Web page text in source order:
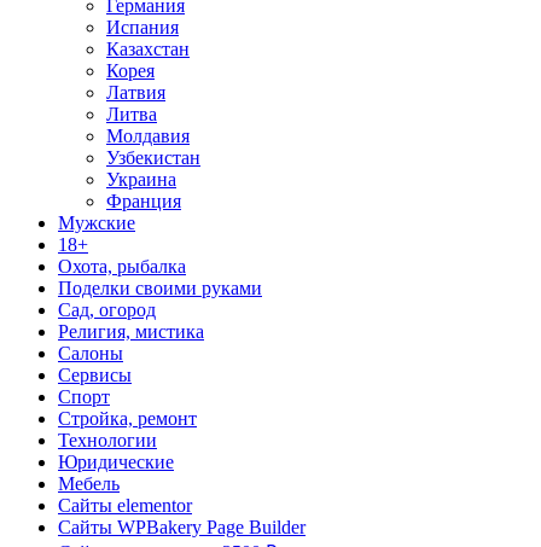
Германия
Испания
Казахстан
Корея
Латвия
Литва
Молдавия
Узбекистан
Украина
Франция
Мужские
18+
Охота, рыбалка
Поделки своими руками
Сад, огород
Религия, мистика
Салоны
Сервисы
Спорт
Стройка, ремонт
Технологии
Юридические
Мебель
Сайты elementor
Сайты WPBakery Page Builder